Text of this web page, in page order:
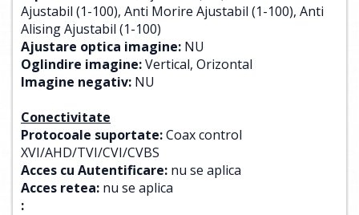
Ajustabil (1-100), Anti Morire Ajustabil (1-100), Anti
Alising Ajustabil (1-100)
Ajustare optica imagine: NU
Oglindire imagine:Vertical, Orizontal
Imagine negativ: NU
Conectivitate
Protocoale suportate:Coax control
XVI/AHD/TVI/CVI/CVBS
Acces cu Autentificare: nu se aplica
Acces retea: nu se aplica
: